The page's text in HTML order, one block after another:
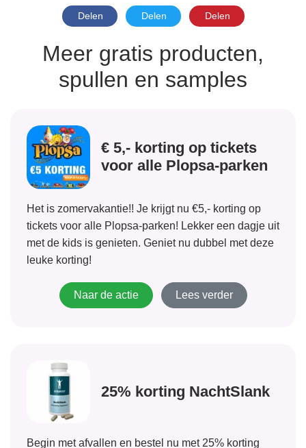
Delen Delen Delen
Meer gratis producten,
spullen en samples
€ 5,- korting op tickets
voor alle Plopsa-parken
Het is zomervakantie!! Je krijgt nu €5,- korting op
tickets voor alle Plopsa-parken! Lekker een dagje uit
met de kids is genieten. Geniet nu dubbel met deze
leuke korting!
Naar de actie Lees verder
25% korting NachtSlank
Begin met afvallen en bestel nu met 25% korting